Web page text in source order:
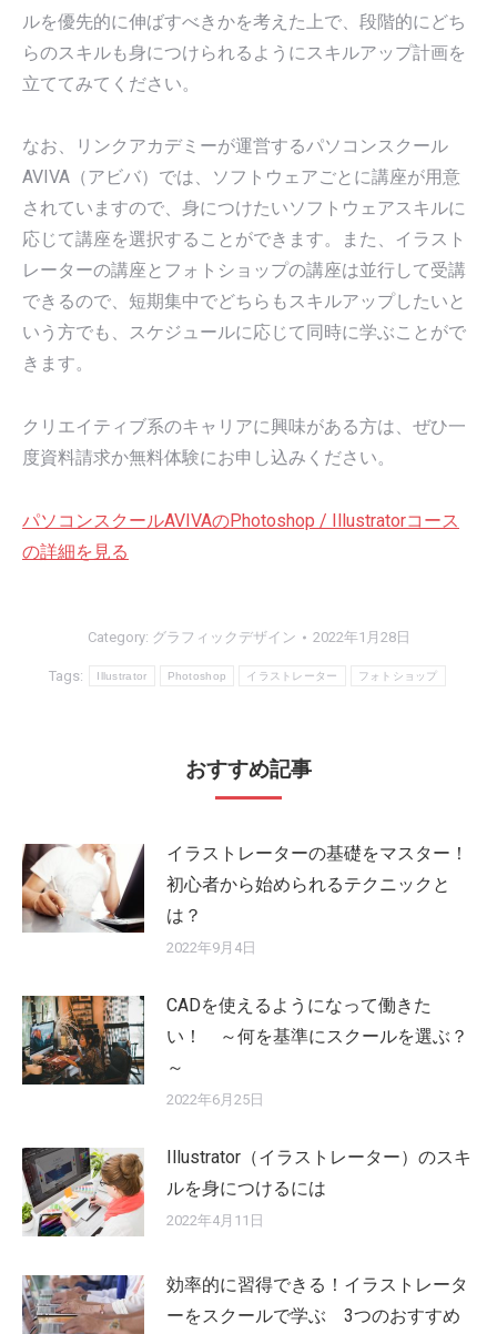
ルを優先的に伸ばすべきかを考えた上で、段階的にどち
らのスキルも身につけられるようにスキルアップ計画を
立ててみてください。
なお、リンクアカデミーが運営するパソコンスクール
AVIVA（アビバ）では、ソフトウェアごとに講座が用意
されていますので、身につけたいソフトウェアスキルに
応じて講座を選択することができます。また、イラスト
レーターの講座とフォトショップの講座は並行して受講
できるので、短期集中でどちらもスキルアップしたいと
いう方でも、スケジュールに応じて同時に学ぶことがで
きます。
クリエイティブ系のキャリアに興味がある方は、ぜひ一
度資料請求か無料体験にお申し込みください。
パソコンスクールAVIVAのPhotoshop / Illustratorコース
の詳細を見る
Category: グラフィックデザイン 2022年1月28日
Tags: Illustrator Photoshop イラストレーター フォトショップ
おすすめ記事
イラストレーターの基礎をマスター！
初心者から始められるテクニックと
は？
2022年9月4日
CADを使えるようになって働きた
い！ ～何を基準にスクールを選ぶ？
～
2022年6月25日
Illustrator（イラストレーター）のスキ
ルを身につけるには
2022年4月11日
効率的に習得できる！イラストレータ
ーをスクールで学ぶ 3つのおすすめ